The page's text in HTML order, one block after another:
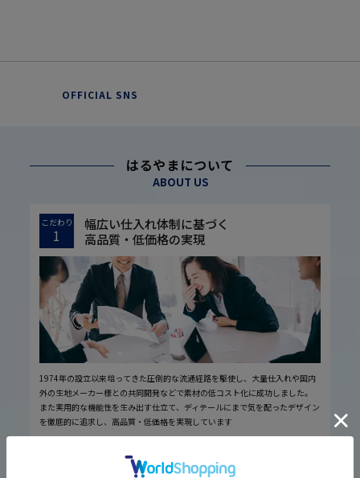
OFFICIAL SNS
はるやまについて
ABOUT US
こだわり
1
幅広い仕入れ体制に基づく
高品質・低価格の実現
1974年の設立以来培ってきた圧倒的な流通経路を駆使し、大量仕入れや国内
外の生地メーカー様との共同開発などで素材の低コスト化に成功しました。
また実用的な機能性を生み出す仕立て、ディテールにまで気を配ったデザイン
を徹底的に追求し、高品質・低価格を実現しています
厳しい品質管理体制に基づく